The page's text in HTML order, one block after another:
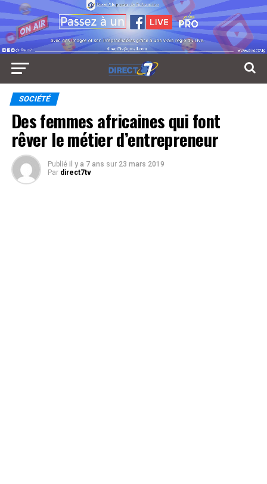
SOCIÉTÉ
Des femmes africaines qui font
rêver le métier d’entrepreneur
Publié il y a 7 ans sur 23 mars 2019
Par direct7tv